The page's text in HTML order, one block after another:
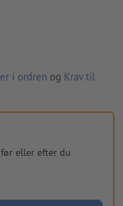
i ordren og Krav til
eller efter du